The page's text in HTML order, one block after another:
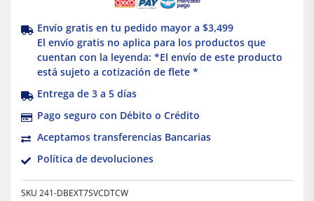
Envío gratis en tu pedido mayor a $3,499
El envío gratis no aplica para los productos que
cuentan con la leyenda: *El envío de este producto
está sujeto a cotización de flete *
Entrega de 3 a 5 días
Pago seguro con Débito o Crédito
Aceptamos transferencias Bancarias
Política de devoluciones
SKU 241-DBEXT7SVCDTCW